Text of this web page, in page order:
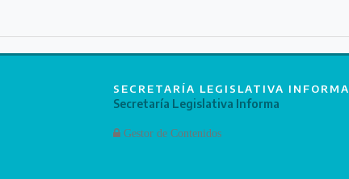
SECRETARÍA LEGISLATIVA INFORMA
Secretaría Legislativa Informa
Gestor de Contenidos